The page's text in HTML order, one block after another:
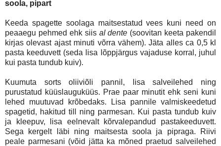
soola, pipart
Keeda spagette soolaga maitsestatud vees kuni need on
peaaegu pehmed ehk siis al dente (soovitan keeta pakendil
kirjas olevast ajast minuti võrra vähem).Jäta alles ca 0,5 kl
pasta keeduvett (seda lisa lõppjärgus vajaduse korral, juhul
kui pasta tundub kuiv).
Kuumuta sorts oliiviõli pannil, lisa salveilehed ning
purustatud küüslauguküüs. Prae paar minutit ehk seni kuni
lehed muutuvad krõbedaks. Lisa pannile valmiskeedetud
spagetid, hakitud till ning parmesan. Kui pasta tundub kuiv
ja kleepuv, lisa eelnevalt kõrvalepandud pastakeeduvett.
Sega kergelt läbi ning maitsesta soola ja pipraga. Riivi
peale parmesani (võid jätta ka mõned praetud salveilehed